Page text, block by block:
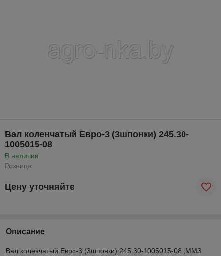
Вал коленчатый Евро-3 (3шпонки) 245.30-
1005015-08
В наличии
Розница
Цену уточняйте
Описание
Вал коленчатый Евро-3 (3шпонки) 245.30-1005015-08 ;ММЗ